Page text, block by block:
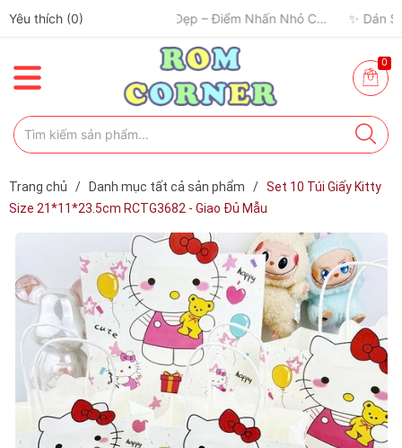
Yêu thích (0)
0
Trang chủ / Danh mục tất cả sản phẩm / Set 10 Túi Giấy Kitty
Size 21*11*23.5cm RCTG3682 - Giao Đủ Mẫu